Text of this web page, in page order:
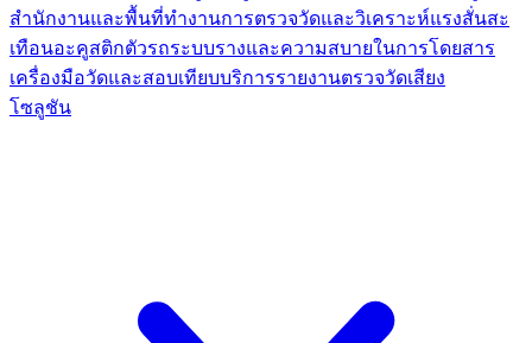
สำนักงานและพื้นที่ทำงานการตรวจวัดและวิเคราะห์แรงสั่นสะ
เทือนอะคูสติกตัวรถระบบรางและความสบายในการโดยสาร
เครื่องมือวัดและสอบเทียบบริการรายงานตรวจวัดเสียง
โซลูชัน